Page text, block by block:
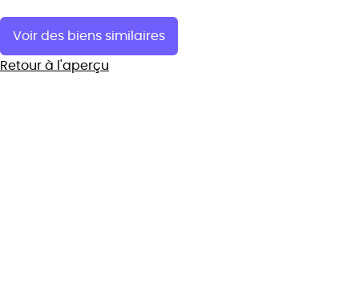
Voir des biens similaires
Retour à l'aperçu